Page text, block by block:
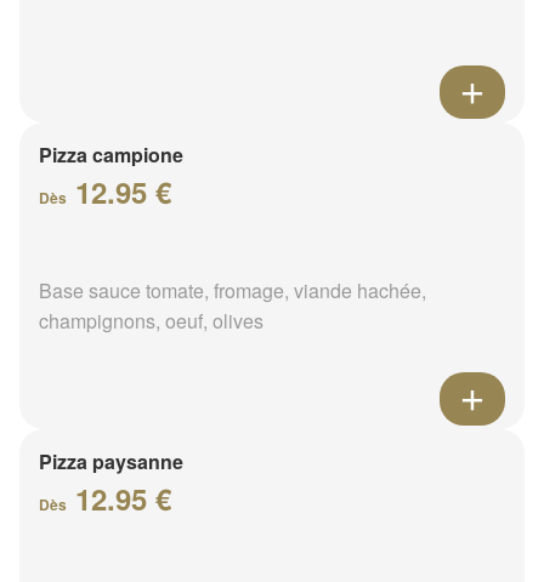
Pizza campione
Dès 12.95 €
Base sauce tomate, fromage, viande hachée,
champignons, oeuf, olives
Pizza paysanne
Dès 12.95 €